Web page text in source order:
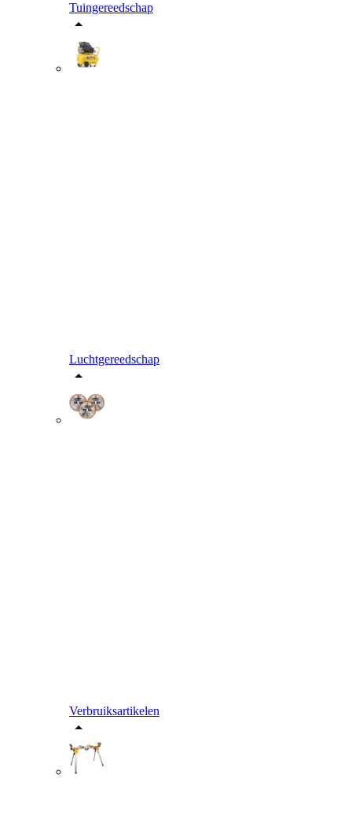
Tuingereedschap
Luchtgereedschap
Verbruiksartikelen